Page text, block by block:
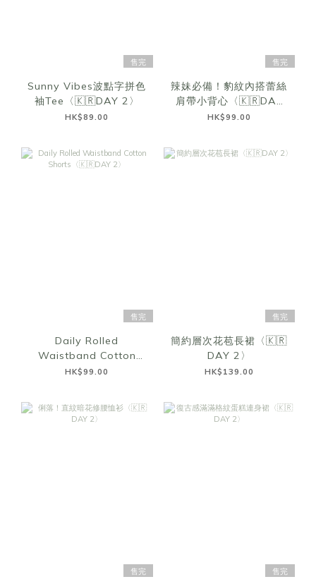
售完
Sunny Vibes波點字拼色
袖Tee〈🇰🇷DAY 2〉
HK$89.00
售完
辣妹必備！豹紋內搭蕾絲
肩帶小背心〈🇰🇷DAY
2〉
HK$99.00
售完
Daily Rolled
Waistband Cotton
Shorts〈🇰🇷DAY 2〉
HK$99.00
售完
簡約層次花苞長裙〈🇰🇷
DAY 2〉
HK$139.00
售完 售完